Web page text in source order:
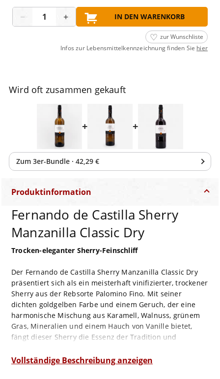
− + IN DEN WARENKORB
zur Wunschliste
Infos zur Lebensmittelkennzeichnung finden Sie hier
Wird oft zusammen gekauft
+ +
Zum 3er-Bundle · 42,29 €
Produktinformation
Fernando de Castilla Sherry
Manzanilla Classic Dry
Trocken-eleganter Sherry-Feinschliff
Der Fernando de Castilla Sherry Manzanilla Classic Dry
präsentiert sich als ein meisterhaft vinifizierter, trockener
Sherry aus der Rebsorte Palomino Fino. Mit seiner
dichten goldgelben Farbe und einem Geruch, der eine
harmonische Mischung aus Karamell, Walnuss, grünem
Gras, Mineralien und einem Hauch von Vanille bietet,
fängt dieser Sherry die Essenz der Tradition und
Am Gaumen überzeugt er mit einer leichten Textur, die
Vollständige Beschreibung anzeigen